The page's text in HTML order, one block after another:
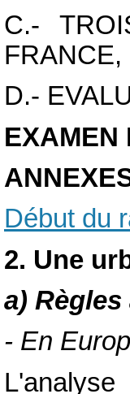
C.-
D.-
EXAMEN
Début du
2. Une
a)
- En